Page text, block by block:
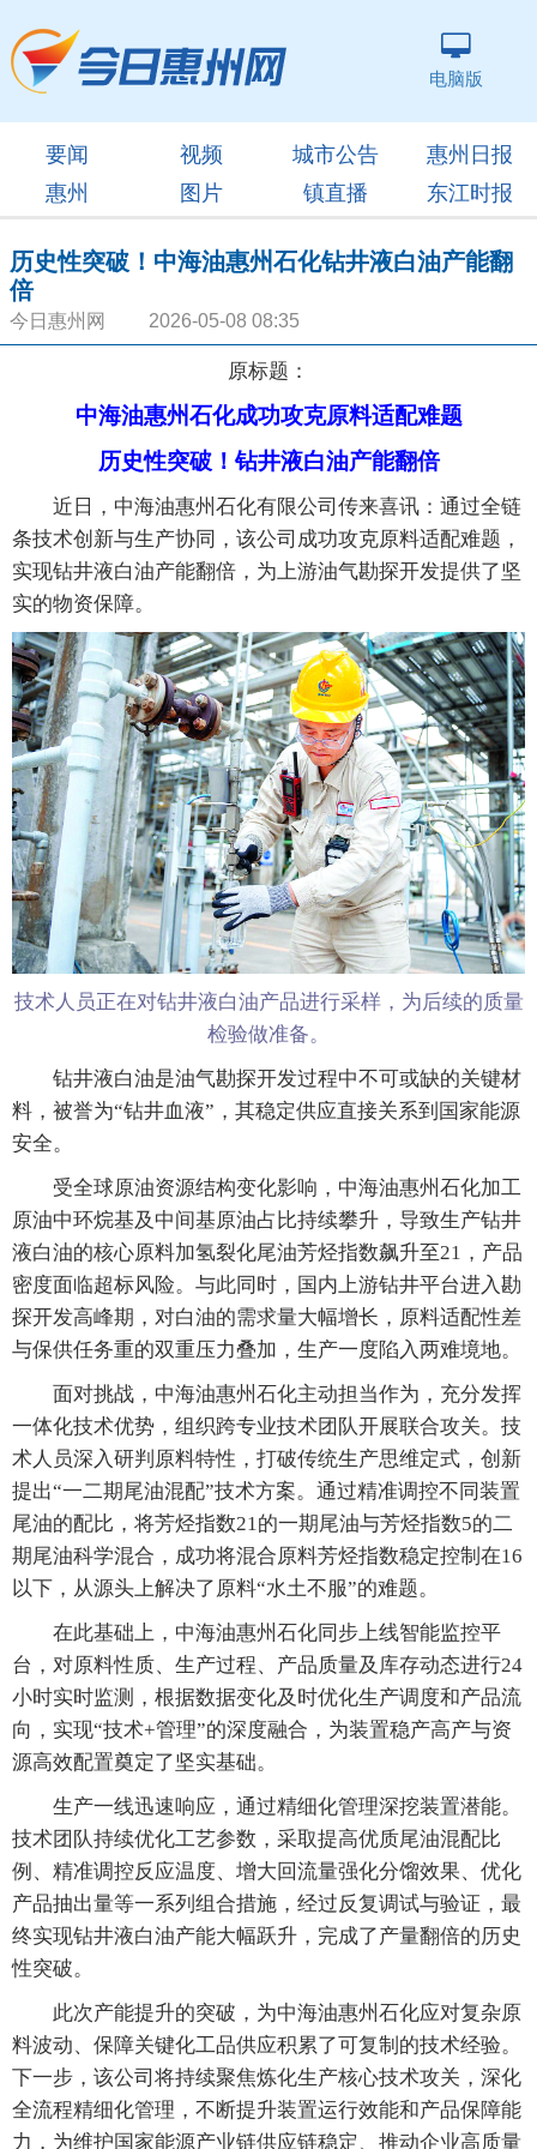
电脑版
要闻 视频 城市公告
惠州日报
惠州
图片 镇直播 东江时报
历史性突破！中海油惠州石化钻井液白油产能翻
倍
今日惠州网 2026-05-08 08:35
原标题：
中海油惠州石化成功攻克原料适配难题
历史性突破！钻井液白油产能翻倍
近日，中海油惠州石化有限公司传来喜讯：通过全链
条技术创新与生产协同，该公司成功攻克原料适配难题，
实现钻井液白油产能翻倍，为上游油气勘探开发提供了坚
实的物资保障。
技术人员正在对钻井液白油产品进行采样，为后续的质量
检验做准备。
钻井液白油是油气勘探开发过程中不可或缺的关键材
料，被誉为“钻井血液”，其稳定供应直接关系到国家能源
安全。
受全球原油资源结构变化影响，中海油惠州石化加工
原油中环烷基及中间基原油占比持续攀升，导致生产钻井
液白油的核心原料加氢裂化尾油芳烃指数飙升至21，产品
密度面临超标风险。与此同时，国内上游钻井平台进入勘
探开发高峰期，对白油的需求量大幅增长，原料适配性差
与保供任务重的双重压力叠加，生产一度陷入两难境地。
面对挑战，中海油惠州石化主动担当作为，充分发挥
一体化技术优势，组织跨专业技术团队开展联合攻关。技
术人员深入研判原料特性，打破传统生产思维定式，创新
提出“一二期尾油混配”技术方案。通过精准调控不同装置
尾油的配比，将芳烃指数21的一期尾油与芳烃指数5的二
期尾油科学混合，成功将混合原料芳烃指数稳定控制在16
以下，从源头上解决了原料“水土不服”的难题。
在此基础上，中海油惠州石化同步上线智能监控平
台，对原料性质、生产过程、产品质量及库存动态进行24
小时实时监测，根据数据变化及时优化生产调度和产品流
向，实现“技术+管理”的深度融合，为装置稳产高产与资
源高效配置奠定了坚实基础。
生产一线迅速响应，通过精细化管理深挖装置潜能。
技术团队持续优化工艺参数，采取提高优质尾油混配比
例、精准调控反应温度、增大回流量强化分馏效果、优化
产品抽出量等一系列组合措施，经过反复调试与验证，最
终实现钻井液白油产能大幅跃升，完成了产量翻倍的历史
性突破。
此次产能提升的突破，为中海油惠州石化应对复杂原
料波动、保障关键化工品供应积累了可复制的技术经验。
下一步，该公司将持续聚焦炼化生产核心技术攻关，深化
全流程精细化管理，不断提升装置运行效能和产品保障能
力，为维护国家能源产业链供应链稳定、推动企业高质量